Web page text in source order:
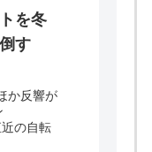
を冬
す
か反響が
の自転